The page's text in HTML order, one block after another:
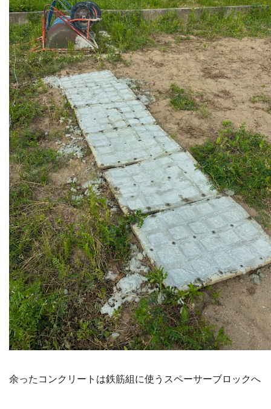
余ったコンクリートは鉄筋組に使うスペーサーブロックへ